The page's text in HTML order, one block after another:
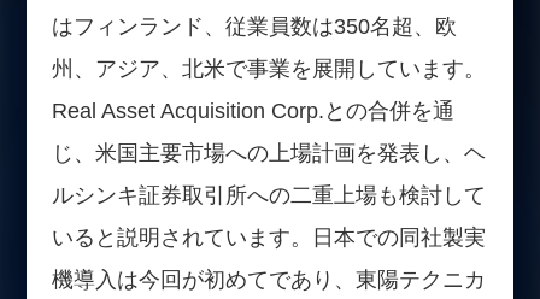
はフィンランド、従業員数は350名超、欧
州、アジア、北米で事業を展開しています。
Real Asset Acquisition Corp.との合併を通
じ、米国主要市場への上場計画を発表し、ヘ
ルシンキ証券取引所への二重上場も検討して
いると説明されています。日本での同社製実
機導入は今回が初めてであり、東陽テクニカ